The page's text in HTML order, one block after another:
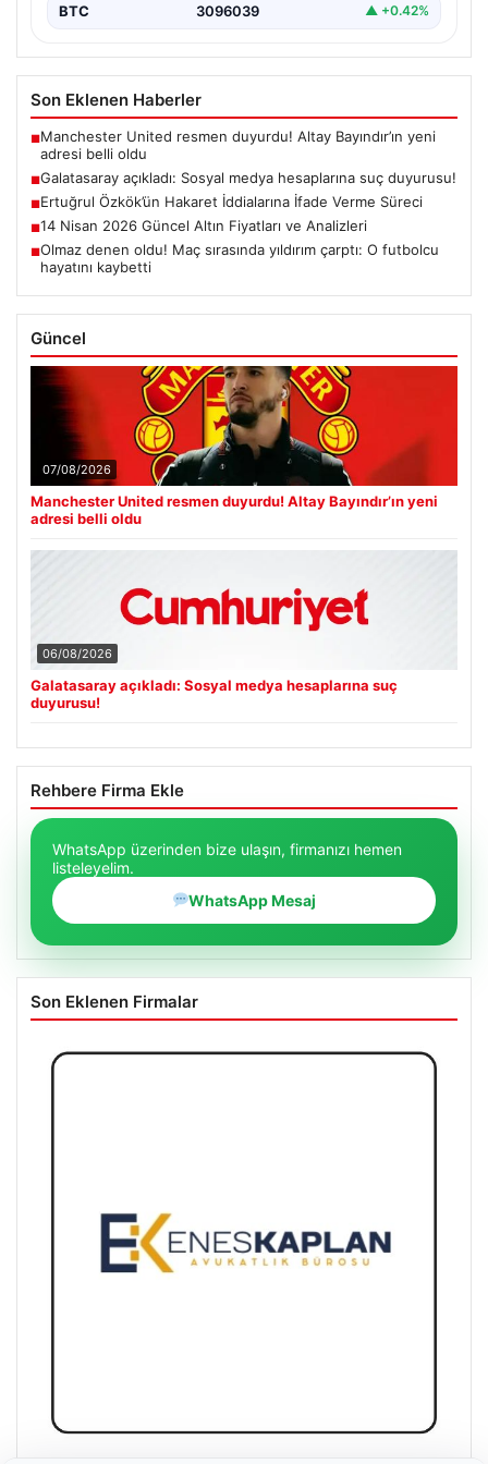
BTC 3096039 ▲ +0.42%
Son Eklenen Haberler
■Manchester United resmen duyurdu! Altay Bayındır’ın yeni
adresi belli oldu
■Galatasaray açıkladı: Sosyal medya hesaplarına suç duyurusu!
■Ertuğrul Özkök’ün Hakaret İddialarına İfade Verme Süreci
■14 Nisan 2026 Güncel Altın Fiyatları ve Analizleri
■Olmaz denen oldu! Maç sırasında yıldırım çarptı: O futbolcu
hayatını kaybetti
Güncel
07/08/2026
Manchester United resmen duyurdu! Altay Bayındır’ın yeni
adresi belli oldu
06/08/2026
Galatasaray açıkladı: Sosyal medya hesaplarına suç
duyurusu!
Rehbere Firma Ekle
WhatsApp üzerinden bize ulaşın, firmanızı hemen
listeleyelim.
WhatsApp Mesaj
Son Eklenen Firmalar